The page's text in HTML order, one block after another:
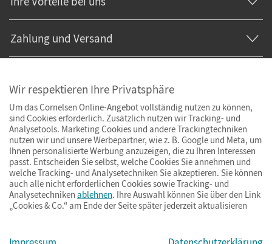
Zahlung und Versand
ImpressumAGBDatenschutzBarrierefreiheitCookies & Co.
Wir respektieren Ihre Privatsphäre
Um das Cornelsen Online-Angebot vollständig nutzen zu können,
sind Cookies erforderlich. Zusätzlich nutzen wir Tracking- und
Analysetools. Marketing Cookies und andere Trackingtechniken
nutzen wir und unsere Werbepartner, wie z. B. Google und Meta, um
Ihnen personalisierte Werbung anzuzeigen, die zu Ihren Interessen
passt. Entscheiden Sie selbst, welche Cookies Sie annehmen und
welche Tracking- und Analysetechniken Sie akzeptieren. Sie können
auch alle nicht erforderlichen Cookies sowie Tracking- und
Analysetechniken ablehnen. Ihre Auswahl können Sie über den Link
„Cookies & Co.“ am Ende der Seite später jederzeit aktualisieren